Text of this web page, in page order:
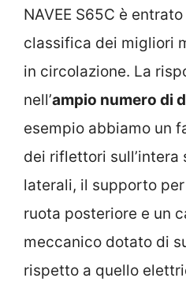
NAVEE S65C è
classifica dei migliori
in circolazione. La
nell’ampio numero di
esempio abbiamo un
dei riflettori sull’intera
laterali, il supporto
ruota posteriore e un
meccanico dotato di
rispetto a quello